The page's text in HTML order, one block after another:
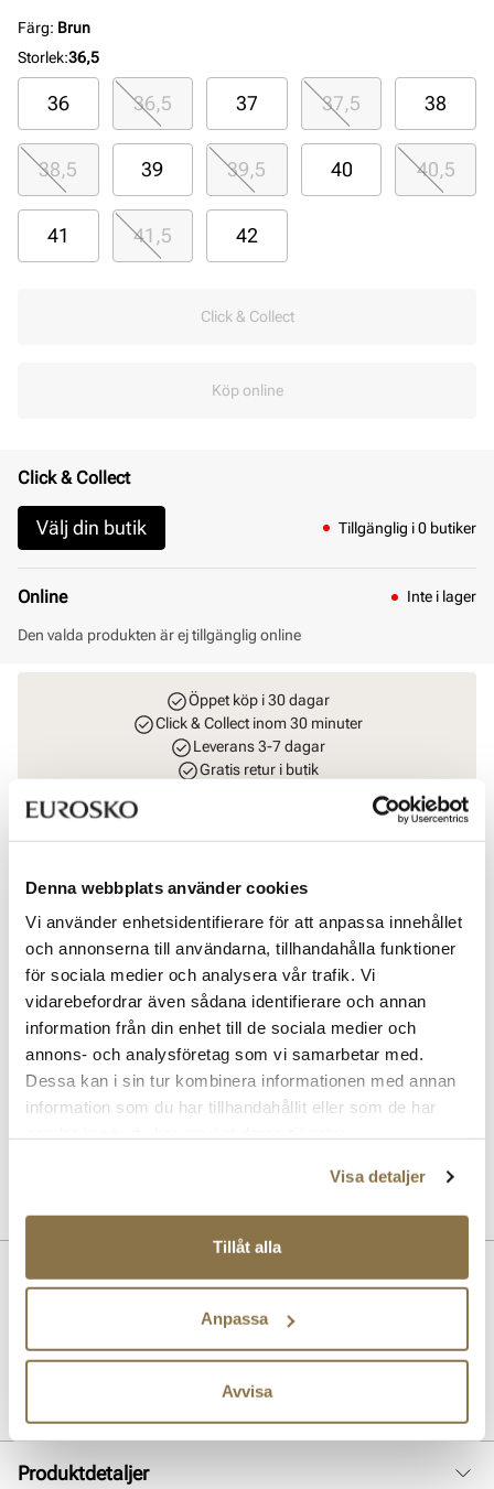
Denna webbplats använder cookies
Vi använder enhetsidentifierare för att anpassa innehållet
och annonserna till användarna, tillhandahålla funktioner
för sociala medier och analysera vår trafik. Vi
vidarebefordrar även sådana identifierare och annan
information från din enhet till de sociala medier och
annons- och analysföretag som vi samarbetar med.
Dessa kan i sin tur kombinera informationen med annan
information som du har tillhandahållit eller som de har
Visa detaljer
Tillåt alla
Anpassa
Avvisa
Färg: Brun
Storlek:36,5
36 36,5 37 37,5 38
38,5 39 39,5 40 40,5
41 41,5 42
Click & Collect
Köp online
Click & Collect
Välj din butik Tillgänglig i 0 butiker
Online Inte i lager
Den valda produkten är ej tillgänglig online
Öppet köp i 30 dagar
Click & Collect inom 30 minuter
Leverans 3-7 dagar
Gratis retur i butik
Magic Protector impregneringsspray
Pris
169 kr
SOLITAIRE
Suede & nubuck renovator - Neutral
Pris
99 kr
SOLITAIRE
Beskrivning
Terrace sneaker från PUMA med en ovandel i brun mocka.
Produktdetaljer